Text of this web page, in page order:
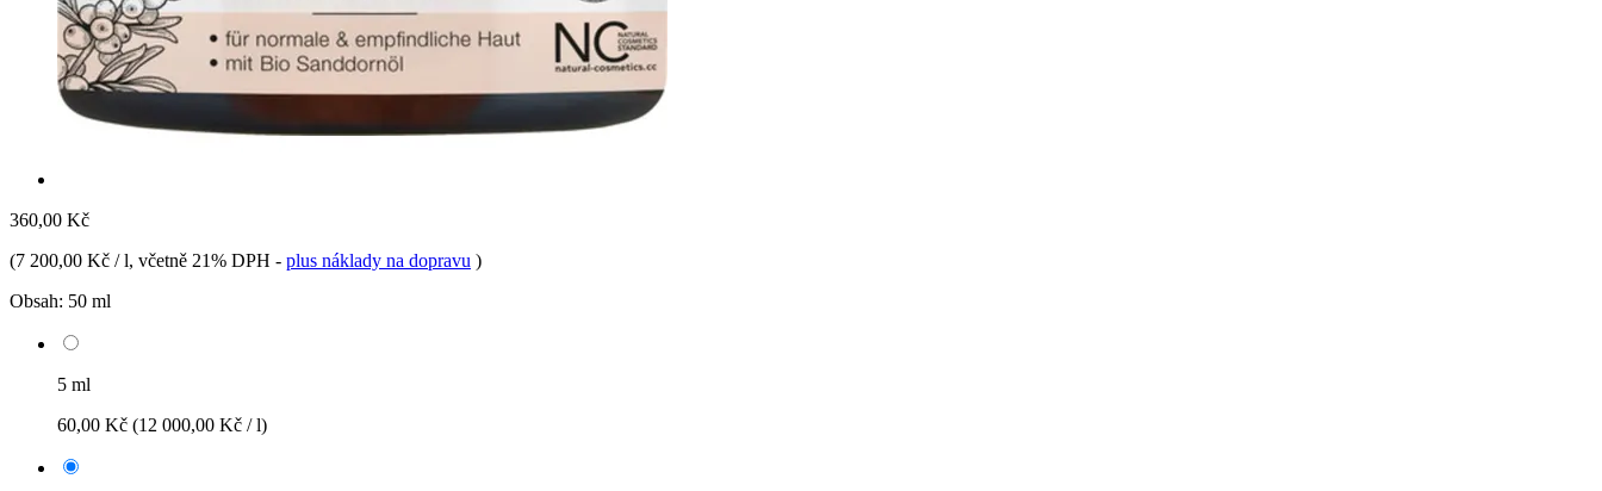
360,00 Kč
(7 200,00 Kč / l, včetně 21% DPH - plus náklady na dopravu )
Obsah: 50 ml
5 ml
60,00 Kč (12 000,00 Kč / l)